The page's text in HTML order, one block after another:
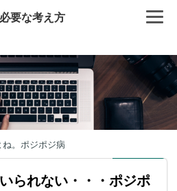
要な考え方
。ポジポジ病
られない・・・ポジポ